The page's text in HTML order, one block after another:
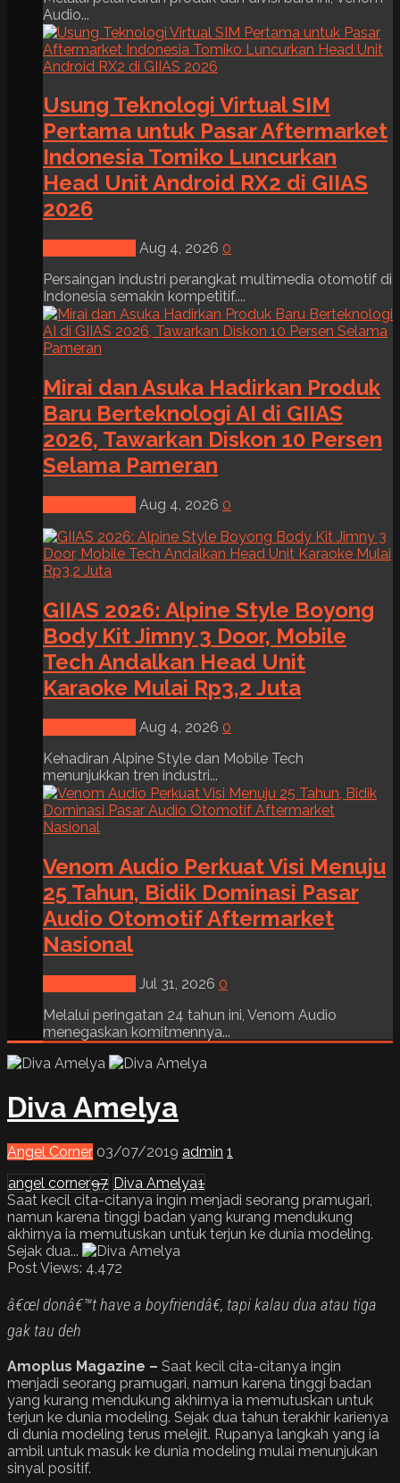
Audio...
Usung Teknologi Virtual SIM
Pertama untuk Pasar Aftermarket
Indonesia Tomiko Luncurkan
Head Unit Android RX2 di GIIAS
2026
Aug 4, 2026 0
Persaingan industri perangkat multimedia otomotif di
Indonesia semakin kompetitif....
Mirai dan Asuka Hadirkan Produk
Baru Berteknologi AI di GIIAS
2026, Tawarkan Diskon 10 Persen
Selama Pameran
Aug 4, 2026 0
GIIAS 2026: Alpine Style Boyong
Body Kit Jimny 3 Door, Mobile
Tech Andalkan Head Unit
Karaoke Mulai Rp3,2 Juta
Aug 4, 2026 0
Kehadiran Alpine Style dan Mobile Tech
menunjukkan tren industri...
Venom Audio Perkuat Visi Menuju
25 Tahun, Bidik Dominasi Pasar
Audio Otomotif Aftermarket
Nasional
Jul 31, 2026 0
Melalui peringatan 24 tahun ini, Venom Audio
menegaskan komitmennya...
Diva Amelya
Angel Corner 03/07/2019 admin 1
angel corner97 Diva Amelya1
Saat kecil cita-citanya ingin menjadi seorang pramugari,
namun karena tinggi badan yang kurang mendukung
akhirnya ia memutuskan untuk terjun ke dunia modeling.
Sejak dua...
Post Views: 4,472
â€œI donâ€™t have a boyfriendâ€, tapi kalau dua atau tiga
gak tau deh
Amoplus Magazine – Saat kecil cita-citanya ingin
menjadi seorang pramugari, namun karena tinggi badan
yang kurang mendukung akhirnya ia memutuskan untuk
terjun ke dunia modeling. Sejak dua tahun terakhir karienya
di dunia modeling terus melejit. Rupanya langkah yang ia
ambil untuk masuk ke dunia modeling mulai menunjukan
sinyal positif.